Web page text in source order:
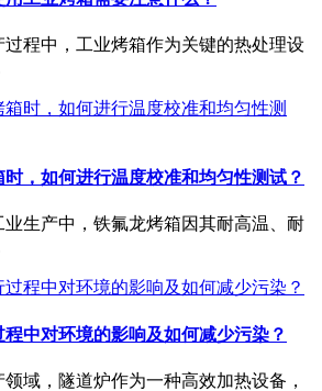
中，工业烤箱作为关键的热处理设
，如何进行温度校准和均匀性测试？
产中，铁氟龙烤箱因其耐高温、耐
程中对环境的影响及如何减少污染？
，隧道炉作为一种高效加热设备，